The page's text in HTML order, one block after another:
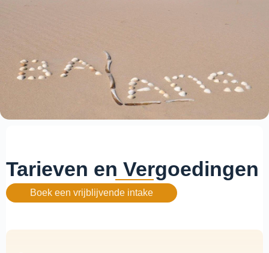
Tarieven en Vergoedingen
Boek een vrijblijvende intake